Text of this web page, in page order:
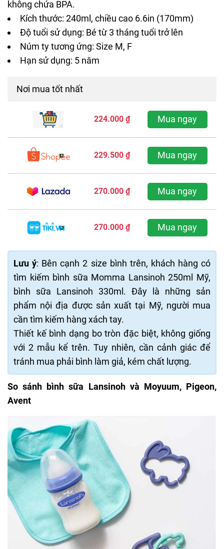
không chứa BPA.
Kích thước: 240ml, chiều cao 6.6in (170mm)
Độ tuổi sử dụng: Bé từ 3 tháng tuổi trở lên
Núm ty tương ứng: Size M, F
Hạn sử dụng: 5 năm
Nơi mua tốt nhất
224.000 ₫ Mua ngay
229.500 ₫ Mua ngay
270.000 ₫ Mua ngay
270.000 ₫ Mua ngay
Lưu ý: Bên cạnh 2 size bình trên, khách hàng có
tìm kiếm bình sữa Momma Lansinoh 250ml Mỹ,
bình sữa Lansinoh 330ml. Đây là những sản
phẩm nội địa được sản xuất tại Mỹ, người mua
cần tìm kiếm hàng xách tay.
Thiết kế bình dạng bo tròn đặc biệt, không giống
với 2 mẫu kể trên. Tuy nhiên, cần cảnh giác để
tránh mua phải bình làm giả, kém chất lượng.
So sánh bình sữa Lansinoh và Moyuum, Pigeon,
Avent